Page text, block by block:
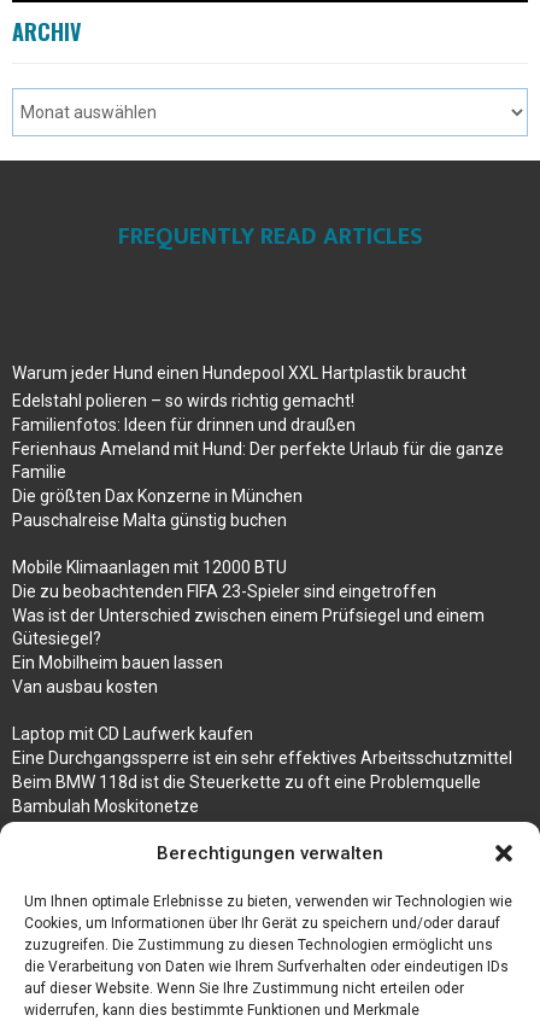
Berechtigungen verwalten
Um Ihnen optimale Erlebnisse zu bieten, verwenden wir Technologien wie
Cookies, um Informationen über Ihr Gerät zu speichern und/oder darauf
zuzugreifen. Die Zustimmung zu diesen Technologien ermöglicht uns
die Verarbeitung von Daten wie Ihrem Surfverhalten oder eindeutigen IDs
auf dieser Website. Wenn Sie Ihre Zustimmung nicht erteilen oder
widerrufen, kann dies bestimmte Funktionen und Merkmale
ARCHIV
FREQUENTLY READ ARTICLES
Warum jeder Hund einen Hundepool XXL Hartplastik braucht
Edelstahl polieren – so wirds richtig gemacht!
Familienfotos: Ideen für drinnen und draußen
Ferienhaus Ameland mit Hund: Der perfekte Urlaub für die ganze
Familie
Die größten Dax Konzerne in München
Pauschalreise Malta günstig buchen
Mobile Klimaanlagen mit 12000 BTU
Die zu beobachtenden FIFA 23-Spieler sind eingetroffen
Was ist der Unterschied zwischen einem Prüfsiegel und einem
Gütesiegel?
Ein Mobilheim bauen lassen
Van ausbau kosten
Laptop mit CD Laufwerk kaufen
Eine Durchgangssperre ist ein sehr effektives Arbeitsschutzmittel
Beim BMW 118d ist die Steuerkette zu oft eine Problemquelle
Bambulah Moskitonetze
Test Toilettensitz – Helfen Sie Ihren Senioren
Personalhandbuch
10 Tipps um einen guten Eindruck zu machen
Sahnemaschine